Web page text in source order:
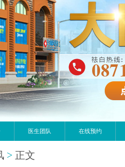
医生团队 在线预约
> 正文